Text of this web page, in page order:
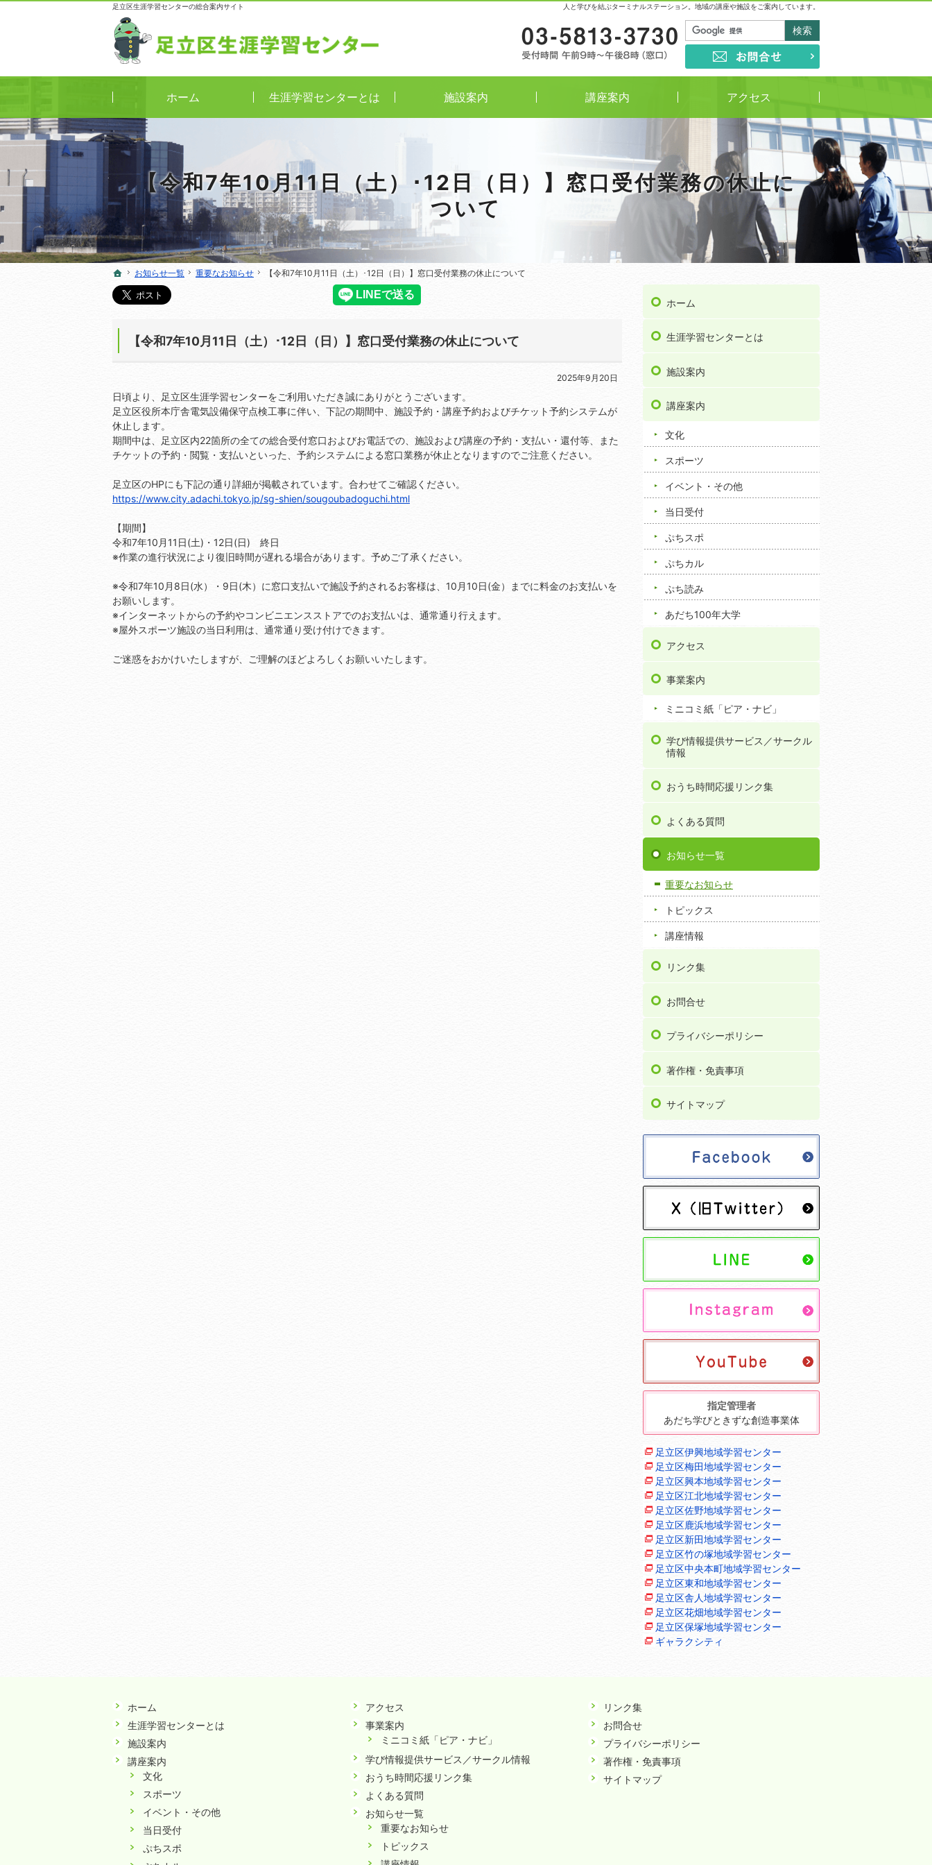
【令和7年10月11日（土）･12日（日）】窓口受付業務の休止に
ついて
人と学びを結ぶターミナルステーション。地域の講座や施設をご案内しています。
足立区生涯学習センターの総合案内サイト
ホーム
お知らせ一覧 重要なお知らせ 【令和7年10月11日（土）･12日（日）】窓口受付業務の休止について
【令和7年10月11日（土）･12日（日）】窓口受付業務の休止について
2025年9月20日
日頃より、足立区生涯学習センターをご利用いただき誠にありがとうございます。
足立区役所本庁舎電気設備保守点検工事に伴い、下記の期間中、施設予約・講座予約およびチケット予約システムが
休止します。
期間中は、足立区内22箇所の全ての総合受付窓口およびお電話での、施設および講座の予約・支払い・還付等、また
チケットの予約・閲覧・支払いといった、予約システムによる窓口業務が休止となりますのでご注意ください。
足立区のHPにも下記の通り詳細が掲載されています。合わせてご確認ください。
https://www.city.adachi.tokyo.jp/sg-shien/sougoubadoguchi.html
【期間】
令和7年10月11日(土)・12日(日) 終日
※作業の進行状況により復旧時間が遅れる場合があります。予めご了承ください。
※令和7年10月8日(水）・9日(木）に窓口支払いで施設予約されるお客様は、10月10日(金）までに料金のお支払いを
お願いします。
※インターネットからの予約やコンビニエンスストアでのお支払いは、通常通り行えます。
※屋外スポーツ施設の当日利用は、通常通り受け付けできます。
ご迷惑をおかけいたしますが、ご理解のほどよろしくお願いいたします。
ホーム
生涯学習センターとは
施設案内
講座案内
文化
スポーツ
イベント・その他
当日受付
ぷちスポ
ぷちカル
ぷち読み
あだち100年大学
アクセス
事業案内
ミニコミ紙「ピア・ナビ」
学び情報提供サービス／サークル
情報
おうち時間応援リンク集
よくある質問
お知らせ一覧
重要なお知らせ
トピックス
講座情報
リンク集
お問合せ
プライバシーポリシー
著作権・免責事項
サイトマップ
指定管理者
あだち学びときずな創造事業体
足立区伊興地域学習センター
足立区梅田地域学習センター
足立区興本地域学習センター
足立区江北地域学習センター
足立区佐野地域学習センター
足立区鹿浜地域学習センター
足立区新田地域学習センター
足立区竹の塚地域学習センター
足立区中央本町地域学習センター
足立区東和地域学習センター
足立区舎人地域学習センター
足立区花畑地域学習センター
足立区保塚地域学習センター
ギャラクシティ
ホーム
お知らせ一覧 重要なお知らせ 【令和7年10月11日（土）･12日（日）】窓口受付業務の休止について
03-5813-3730
受付時間午前9時～午後8時（窓口）
ホーム 生涯学習センターとは 施設案内 講座案内 アクセス
ホーム
生涯学習センターとは
施設案内
講座案内
文化
スポーツ
イベント・その他
当日受付
ぷちスポ
アクセス
事業案内
ミニコミ紙「ピア・ナビ」
学び情報提供サービス／サークル情報
おうち時間応援リンク集
よくある質問
お知らせ一覧
重要なお知らせ
トピックス
リンク集
お問合せ
プライバシーポリシー
著作権・免責事項
サイトマップ